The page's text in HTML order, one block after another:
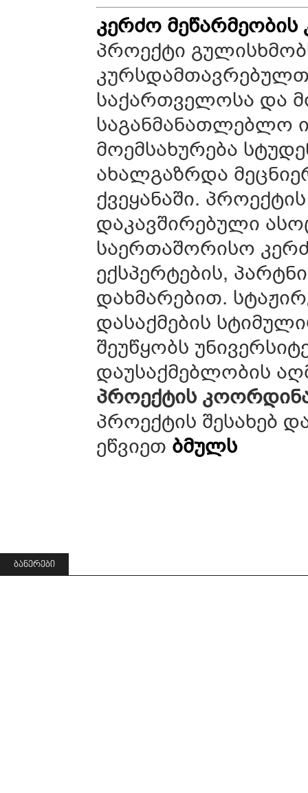
კერძო მეწარმეობის
პროექტი
საქართველოსა და
საგანმანათლებლო
მოემსახურება
ახალგაზრდა
ქვეყანაში.
დაკავშირებული
საერთაშორისო
ექსპერტების,
დახმარებით.
დასაქმების
შეუწყობს
დაუსაქმებლობის
პროექტის
პროექტის შესახებ
ეწვიეთ ბმულს
ᲑᲐᲜᲔᲠᲔᲑᲘ